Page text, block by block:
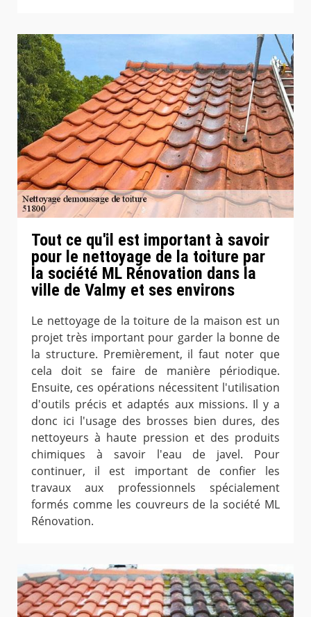
Tout ce qu'il est important à savoir
pour le nettoyage de la toiture par
la société ML Rénovation dans la
ville de Valmy et ses environs
Le nettoyage de la toiture de la maison est un
projet très important pour garder la bonne de
la structure. Premièrement, il faut noter que
cela doit se faire de manière périodique.
Ensuite, ces opérations nécessitent l'utilisation
d'outils précis et adaptés aux missions. Il y a
donc ici l'usage des brosses bien dures, des
nettoyeurs à haute pression et des produits
chimiques à savoir l'eau de javel. Pour
continuer, il est important de confier les
travaux aux professionnels spécialement
formés comme les couvreurs de la société ML
Rénovation.